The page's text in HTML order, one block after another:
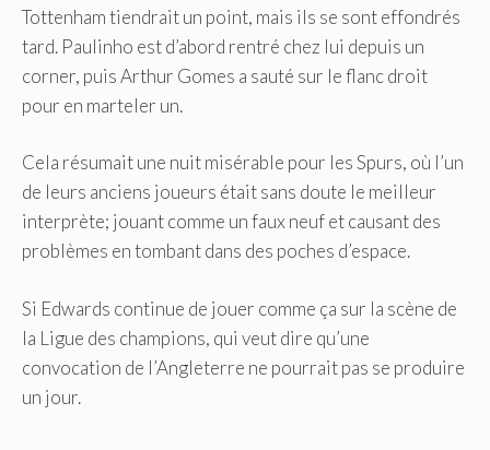
Tottenham tiendrait un point, mais ils se sont effondrés
tard. Paulinho est d’abord rentré chez lui depuis un
corner, puis Arthur Gomes a sauté sur le flanc droit
pour en marteler un.
Cela résumait une nuit misérable pour les Spurs, où l’un
de leurs anciens joueurs était sans doute le meilleur
interprète; jouant comme un faux neuf et causant des
problèmes en tombant dans des poches d’espace.
Si Edwards continue de jouer comme ça sur la scène de
la Ligue des champions, qui veut dire qu’une
convocation de l’Angleterre ne pourrait pas se produire
un jour.